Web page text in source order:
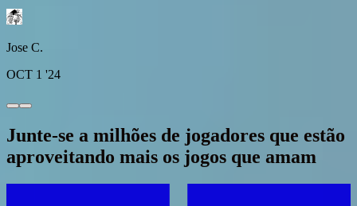
Jose C.
OCT 1 '24
Junte-se a milhões de jogadores que estão
aproveitando mais os jogos que amam